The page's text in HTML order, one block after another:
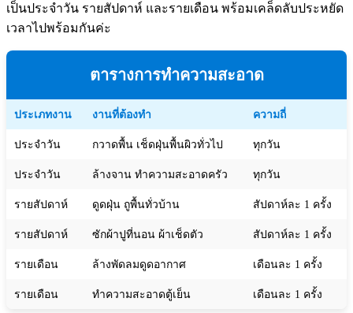
เป็นประจำวัน รายสัปดาห์ และรายเดือน พร้อมเคล็ดลับประหยัด
เวลาไปพร้อมกันค่ะ
ตารางการทำความสะอาด
ประเภทงาน งานที่ต้องทำ ความถี่
ประจำวัน กวาดพื้น เช็ดฝุ่นพื้นผิวทั่วไป ทุกวัน
ประจำวัน ล้างจาน ทำความสะอาดครัว ทุกวัน
รายสัปดาห์ ดูดฝุ่น ถูพื้นทั่วบ้าน สัปดาห์ละ 1 ครั้ง
รายสัปดาห์ ซักผ้าปูที่นอน ผ้าเช็ดตัว สัปดาห์ละ 1 ครั้ง
รายเดือน ล้างพัดลมดูดอากาศ เดือนละ 1 ครั้ง
รายเดือน ทำความสะอาดตู้เย็น เดือนละ 1 ครั้ง